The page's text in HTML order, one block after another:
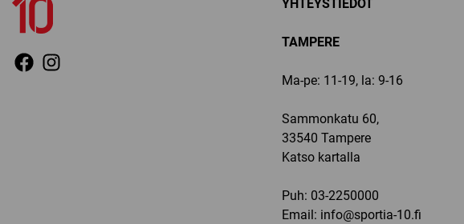
YHTEYSTIEDOT
TAMPERE
Ma-pe: 11-19, la: 9-16
Sammonkatu 60,
33540 Tampere
Katso kartalla
Puh: 03-2250000
Email: info@sportia-10.fi